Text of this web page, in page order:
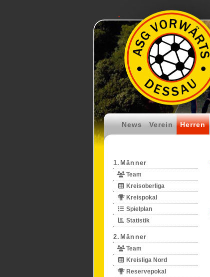
News Verein Herren
1.Männer
Team
Kreisoberliga
Kreispokal
Spielplan
Statistik
2.Männer
Team
Kreisliga Nord
Reservepokal